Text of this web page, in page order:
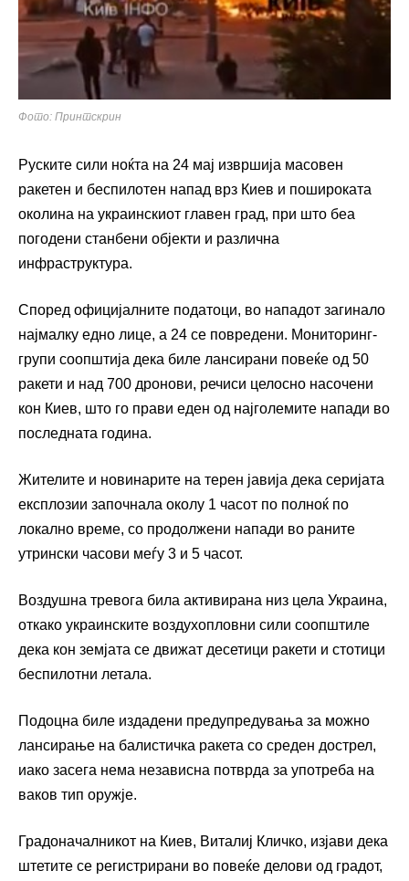
Фото: Принтскрин
Руските сили ноќта на 24 мај извршија масовен
ракетен и беспилотен напад врз Киев и пошироката
околина на украинскиот главен град, при што беа
погодени станбени објекти и различна
инфраструктура.
Според официјалните податоци, во нападот загинало
најмалку едно лице, а 24 се повредени. Мониторинг-
групи соопштија дека биле лансирани повеќе од 50
ракети и над 700 дронови, речиси целосно насочени
кон Киев, што го прави еден од најголемите напади во
последната година.
Жителите и новинарите на терен јавија дека серијата
експлозии започнала околу 1 часот по полноќ по
локално време, со продолжени напади во раните
утрински часови меѓу 3 и 5 часот.
Воздушна тревога била активирана низ цела Украина,
откако украинските воздухопловни сили соопштиле
дека кон земјата се движат десетици ракети и стотици
беспилотни летала.
Подоцна биле издадени предупредувања за можно
лансирање на балистичка ракета со среден дострел,
иако засега нема независна потврда за употреба на
ваков тип оружје.
Градоначалникот на Киев, Виталиј Кличко, изјави дека
штетите се регистрирани во повеќе делови од градот,